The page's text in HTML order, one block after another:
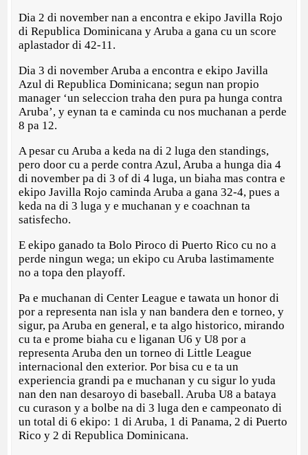
Dia 2 di november nan a encontra e ekipo Javilla Rojo
di Republica Dominicana y Aruba a gana cu un score
aplastador di 42-11.
Dia 3 di november Aruba a encontra e ekipo Javilla
Azul di Republica Dominicana; segun nan propio
manager ‘un seleccion traha den pura pa hunga contra
Aruba’, y eynan ta e caminda cu nos muchanan a perde
8 pa 12.
A pesar cu Aruba a keda na di 2 luga den standings,
pero door cu a perde contra Azul, Aruba a hunga dia 4
di november pa di 3 of di 4 luga, un biaha mas contra e
ekipo Javilla Rojo caminda Aruba a gana 32-4, pues a
keda na di 3 luga y e muchanan y e coachnan ta
satisfecho.
E ekipo ganado ta Bolo Piroco di Puerto Rico cu no a
perde ningun wega; un ekipo cu Aruba lastimamente
no a topa den playoff.
Pa e muchanan di Center League e tawata un honor di
por a representa nan isla y nan bandera den e torneo, y
sigur, pa Aruba en general, e ta algo historico, mirando
cu ta e prome biaha cu e liganan U6 y U8 por a
representa Aruba den un torneo di Little League
internacional den exterior. Por bisa cu e ta un
experiencia grandi pa e muchanan y cu sigur lo yuda
nan den nan desaroyo di baseball. Aruba U8 a bataya
cu curason y a bolbe na di 3 luga den e campeonato di
un total di 6 ekipo: 1 di Aruba, 1 di Panama, 2 di Puerto
Rico y 2 di Republica Dominicana.